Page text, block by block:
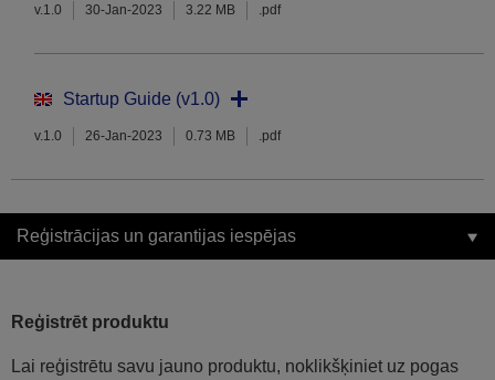
v.1.0 30-Jan-2023 3.22 MB .pdf
Startup Guide (v1.0)
v.1.0 26-Jan-2023 0.73 MB .pdf
Reģistrācijas un garantijas iespējas
Reģistrēt produktu
Lai reģistrētu savu jauno produktu, noklikšķiniet uz pogas